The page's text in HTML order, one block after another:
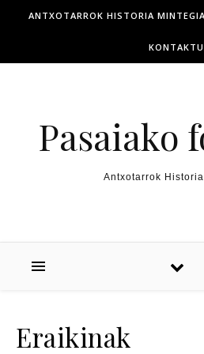
ANTXOTARROK HISTORIA
Pasaiako
Antxotarrok
Eraikinak